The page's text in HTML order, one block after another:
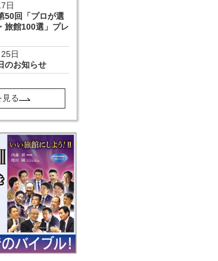
日
50回「プロが選
旅館100選」プレ
日
のお知らせ
る